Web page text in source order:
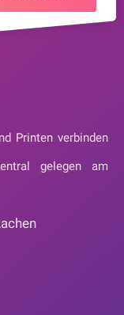
Printen verbinden
gelegen am